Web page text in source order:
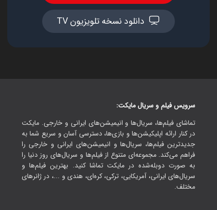
دانلود نسخه تلویزیون TV
سرویس فیلم و سریال مایکت:
تماشای فیلم‌ها، سریال‌ها و انیمیشن‌های ایرانی و خارجی. مایکت
در کنار ارائه اپلیکیشن‌ها و بازی‌ها، دسترسی آسان و سریع شما به
جدیدترین فیلم‌ها، سریال‌ها و انیمیشن‌های ایرانی و خارجی را
فراهم می‌کند. مجموعه‌ای متنوع از فیلم‌ها و سریال‌های روز دنیا را
به صورت دوبله‌شده در مایکت تماشا کنید. بهترین فیلم‌ها و
سریال‌های ایرانی، آمریکایی، ترکی، کره‌ای، هندی و ...، در ژانرهای
مختلف.